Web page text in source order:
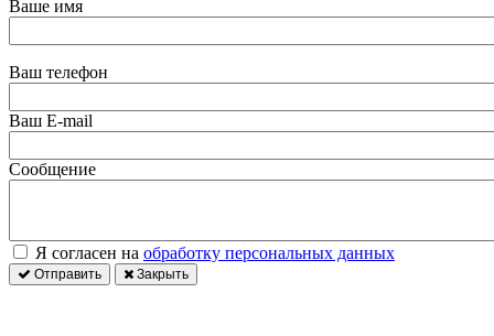
Ваше имя
Ваш телефон
Ваш E-mail
Сообщение
Я согласен на обработку персональных данных
Отправить Закрыть